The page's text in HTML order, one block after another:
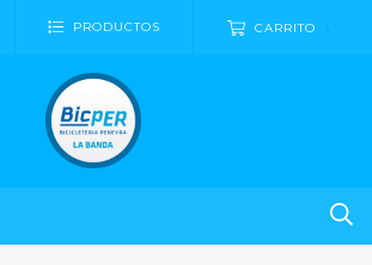
PRODUCTOS CARRITO